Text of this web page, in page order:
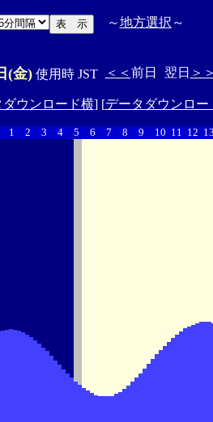
～地方選択 ～
(金)使用時 JST ＜＜ 前日 翌日 ＞＞
ウンロード横] [データダウンロー
1 2 3 4 5 6 7 8 9 10 11 12 13